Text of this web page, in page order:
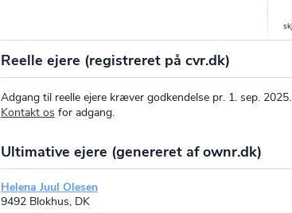
Reelle ejere (registreret på cvr.dk)
Adgang til reelle ejere kræver godkendelse pr. 1. sep. 2025.
Kontakt os for adgang.
Ultimative ejere (genereret af ownr.dk)
Helena Juul Olesen
9492 Blokhus, DK